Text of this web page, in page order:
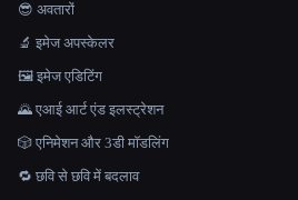
😎 अवतारों
🔬 इमेज अपस्केलर
🖼️ इमेज एडिटिंग
🌄 एआई आर्ट एंड इलस्ट्रेशन
🎲 एनिमेशन और 3डी मॉडलिंग
🔁 छवि से छवि में बदलाव